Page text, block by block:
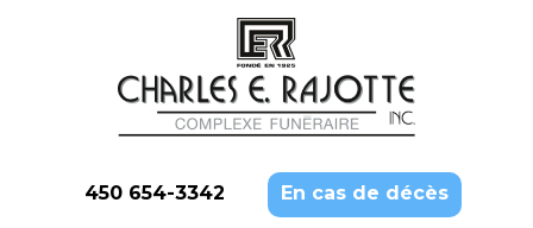
450 654-3342 En cas de décès